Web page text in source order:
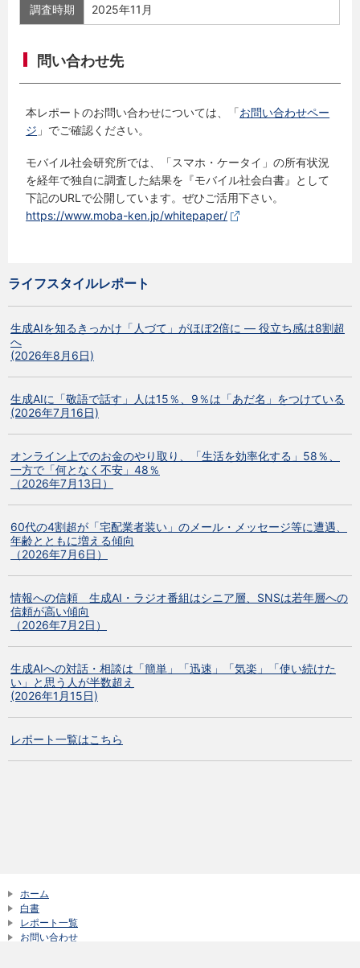
調査時期 2025年11月
問い合わせ先
本レポートのお問い合わせについては、「お問い合わせペー
ジ 」でご確認ください。
モバイル社会研究所では、「スマホ・ケータイ」の所有状況
を経年で独自に調査した結果を『モバイル社会白書』として
下記のURLで公開しています。ぜひご活用下さい。
https://www.moba-ken.jp/whitepaper/
ライフスタイルレポート
生成AIを知るきっかけ「人づて」がほぼ2倍に ― 役立ち感は8割超
へ
(2026年8月6日)
生成AIに「敬語で話す」人は15％、9％は「あだ名」をつけている
(2026年7月16日)
オンライン上でのお金のやり取り、「生活を効率化する」58％、
一方で「何となく不安」48％
（2026年7月13日）
60代の4割超が「宅配業者装い」のメール・メッセージ等に遭遇、
年齢とともに増える傾向
（2026年7月6日）
情報への信頼 生成AI・ラジオ番組はシニア層、SNSは若年層への
信頼が高い傾向
（2026年7月2日）
生成AIへの対話・相談は「簡単」「迅速」「気楽」「使い続けた
い」と思う人が半数超え
(2026年1月15日)
レポート一覧はこちら
ホーム
白書
レポート一覧
お問い合わせ